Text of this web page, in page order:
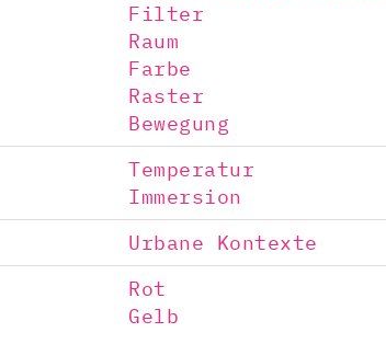
Filter
Raum
Farbe
Raster
Bewegung
Temperatur
Immersion
Urbane Kontexte
Rot
Gelb